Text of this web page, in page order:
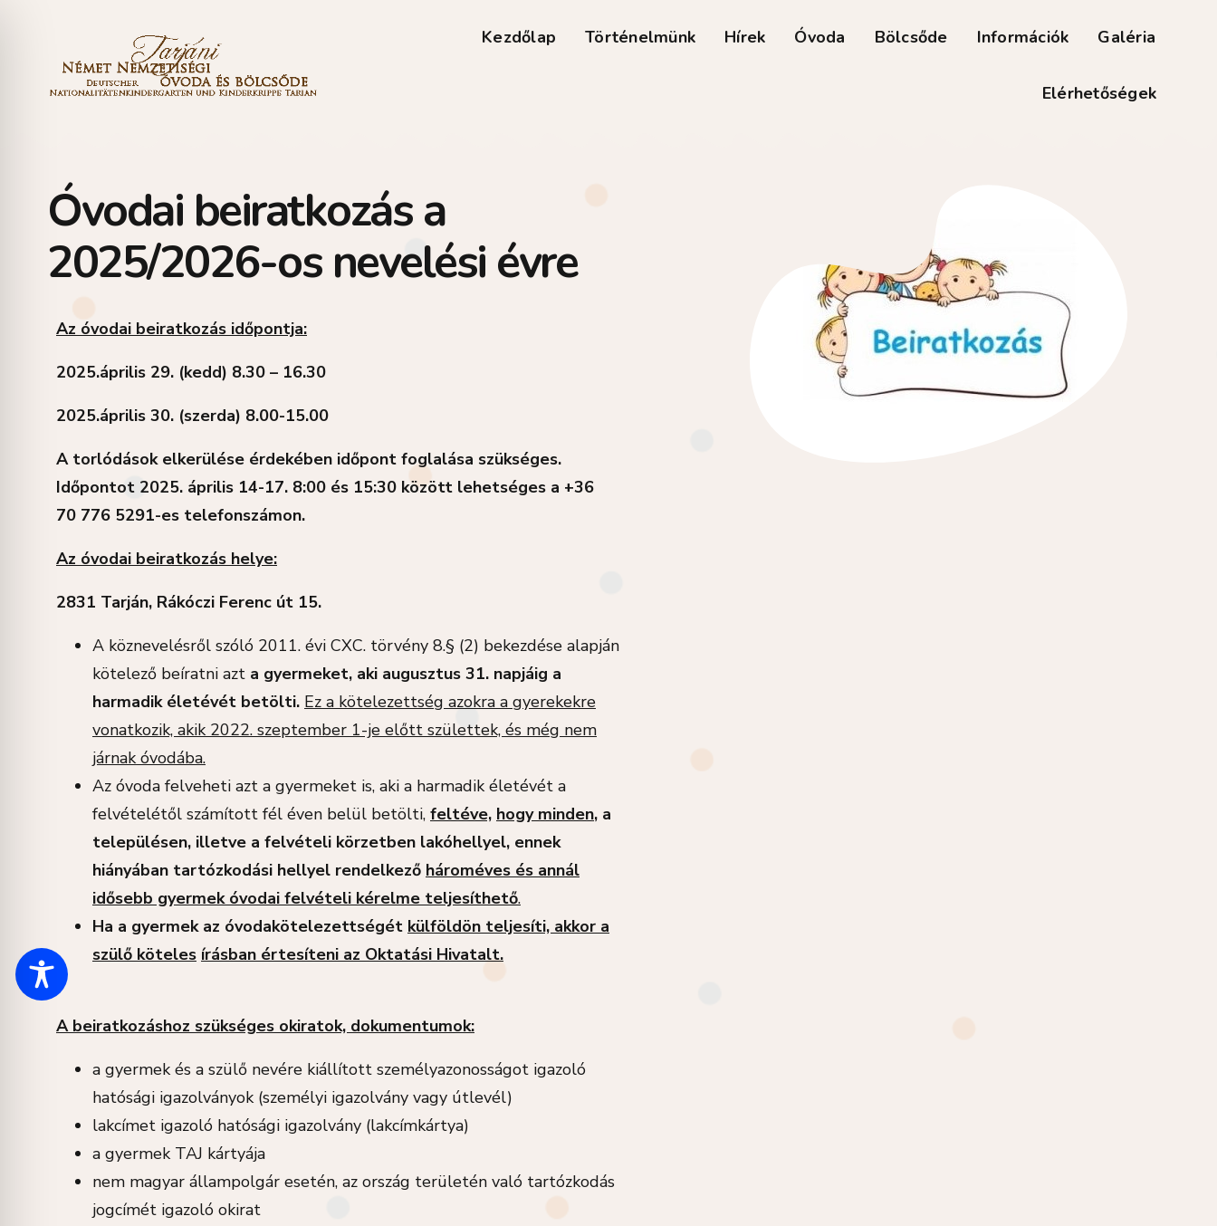
Kezdőlap Történelmünk Hírek Óvoda Bölcsőde Információk Galéria
Elérhetőségek
Óvodai beiratkozás a
2025/2026-os nevelési évre
Az óvodai beiratkozás időpontja:
2025.április 29. (kedd) 8.30 – 16.30
2025.április 30. (szerda) 8.00-15.00
A torlódások elkerülése érdekében időpont foglalása szükséges.
Időpontot 2025. április 14-17. 8:00 és 15:30 között lehetséges a +36
70 776 5291-es telefonszámon.
Az óvodai beiratkozás helye:
2831 Tarján, Rákóczi Ferenc út 15.
A köznevelésről szóló 2011. évi CXC. törvény 8.§ (2) bekezdése alapján
kötelező beíratni azt a gyermeket, aki augusztus 31. napjáig a
harmadik életévét betölti. Ez a kötelezettség azokra a gyerekekre
vonatkozik, akik 2022. szeptember 1-je előtt születtek, és még nem
járnak óvodába.
Az óvoda felveheti azt a gyermeket is, aki a harmadik életévét a
felvételétől számított fél éven belül betölti, feltéve, hogy minden, a
településen, illetve a felvételi körzetben lakóhellyel, ennek
hiányában tartózkodási hellyel rendelkező hároméves és annál
idősebb gyermek óvodai felvételi kérelme teljesíthető.
Ha a gyermek az óvodakötelezettségét külföldön teljesíti, akkor a
szülő köteles írásban értesíteni az Oktatási Hivatalt.
A beiratkozáshoz szükséges okiratok, dokumentumok:
a gyermek és a szülő nevére kiállított személyazonosságot igazoló
hatósági igazolványok (személyi igazolvány vagy útlevél)
lakcímet igazoló hatósági igazolvány (lakcímkártya)
a gyermek TAJ kártyája
nem magyar állampolgár esetén, az ország területén való tartózkodás
jogcímét igazoló okirat